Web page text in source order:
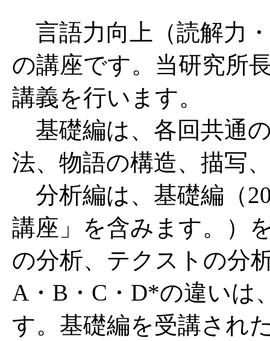
言語力向上（読解力
の講座です。当研究所
講義を行います。
基礎編は、各回共通
法、物語の構造、描写
分析編は、基礎編（
講座」を含みます。）
の分析、テクストの分
A・B・C・D*の違いは
す。基礎編を受講され